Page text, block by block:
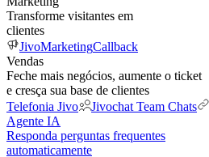
Transforme visitantes em
clientes
JivoMarketingCallback
Vendas
Feche mais negócios, aumente o ticket
e cresça sua base de clientes
Telefonia Jivo
Jivochat Team Chats
Agente IA
Responda perguntas frequentes
automaticamente